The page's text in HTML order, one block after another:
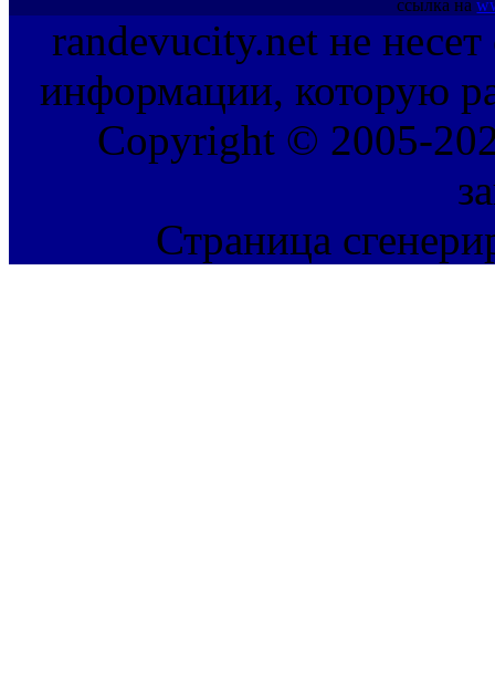
ссылка на
randevucity.net не несет
информации, которую
Copyright © 2005-
Страница